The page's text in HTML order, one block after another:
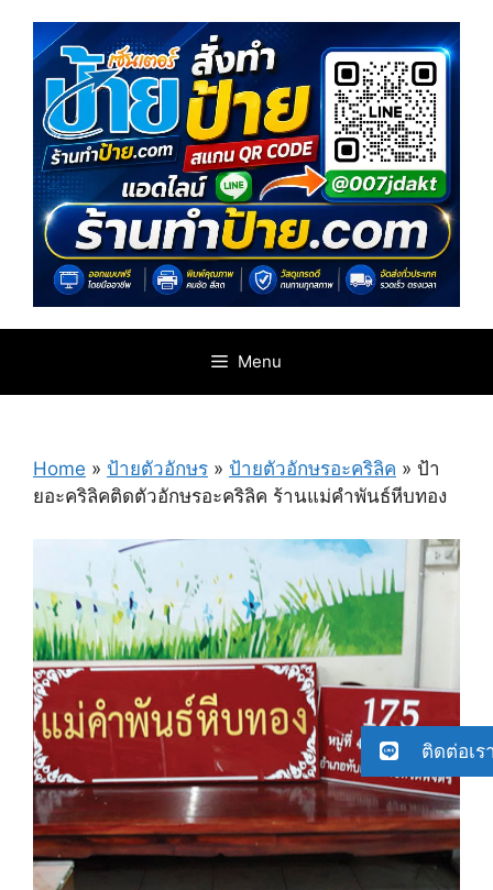
content
Menu
Home » ป้ายตัวอักษร » ป้ายตัวอักษรอะคริลิค » ป้า
ยอะคริลิคติดตัวอักษรอะคริลิค ร้านแม่คำพันธ์หีบทอง
ติดต่อเร